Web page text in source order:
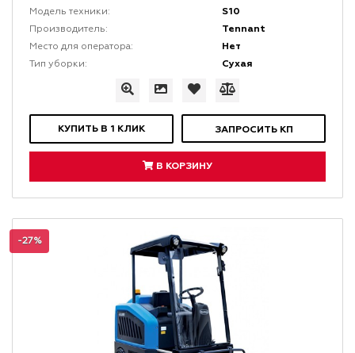
Модель техники: S10
Производитель: Tennant
Место для оператора: Нет
Тип уборки: Сухая
КУПИТЬ В 1 КЛИК ЗАПРОСИТЬ КП
В КОРЗИНУ
-27%